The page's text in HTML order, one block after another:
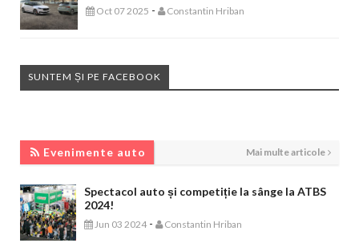
Oct 07 2025 - Constantin Hriban
SUNTEM ȘI PE FACEBOOK
Evenimente auto Mai multe articole
Spectacol auto și competiție la sânge la ATBS
2024!
Jun 03 2024 - Constantin Hriban